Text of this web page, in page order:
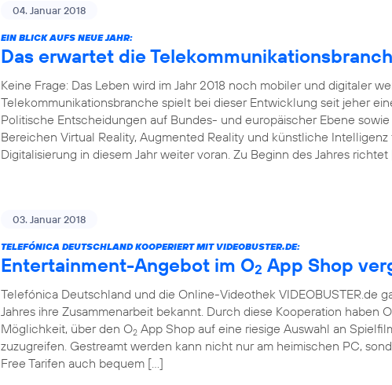
04. Januar 2018
EIN BLICK AUFS NEUE JAHR:
Das erwartet die
Keine Frage: Das Leben wird im Jahr 2018 noch mobiler und digitaler
Telekommunikationsbranche spielt bei dieser Entwicklung seit jeher
Politische Entscheidungen auf Bundes- und europäischer Ebene
Bereichen Virtual Reality, Augmented Reality und künstliche Intelligenz
Digitalisierung in diesem Jahr weiter voran. Zu Beginn des Jahres
03. Januar 2018
TELEFÓNICA DEUTSCHLAND KOOPERIERT MIT VIDEOBUSTER.DE:
Entertainment-Angebot im O2 App Shop
Telefónica Deutschland und die Online-Videothek VIDEOBUSTER.de
Jahres ihre Zusammenarbeit bekannt. Durch diese Kooperation haben O
Möglichkeit, über den O2 App Shop auf eine riesige Auswahl an
zuzugreifen. Gestreamt werden kann nicht nur am heimischen PC,
Free Tarifen auch bequem […]